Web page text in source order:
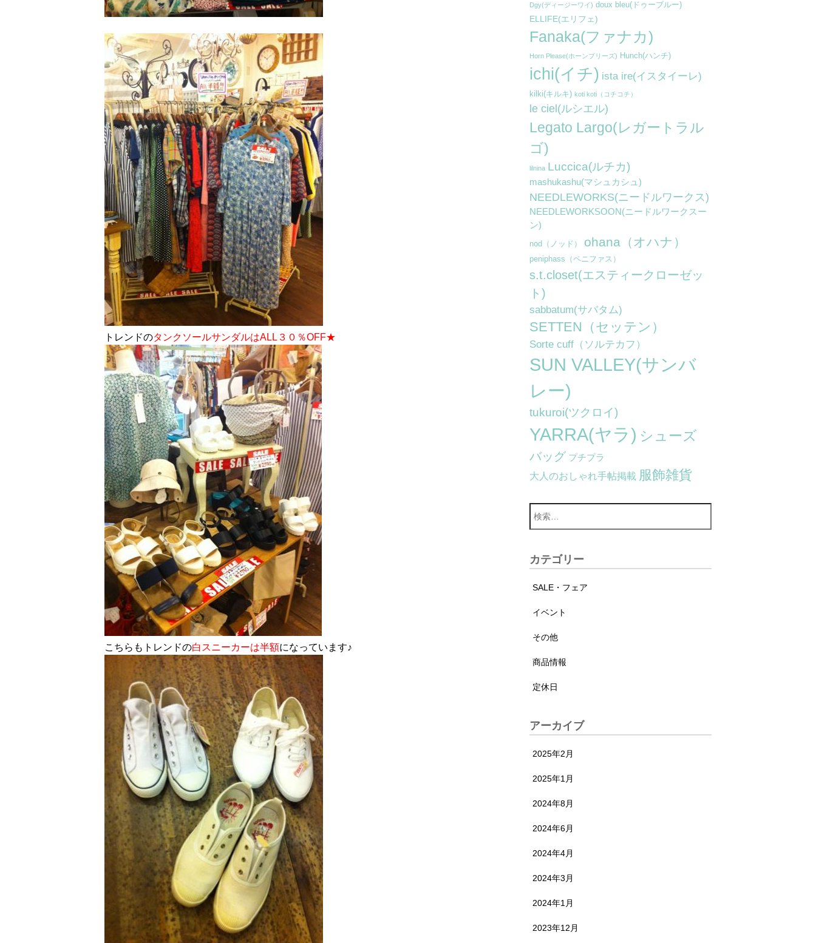
ト レンドのタンクソールサンダルはALL３０％OFF★
こちらもトレンドの白スニーカーは半額になっています♪
Dgy(ディージーワイ) doux bleu(ドゥーブルー)
ELLIFE(エリフェ)
Fanaka(ファナカ)
Horn Please(ホーンプリーズ) Hunch(ハンチ)
ichi(イチ) ista ire(イスタイーレ)
kilki(キルキ) koti koti（コチコチ）
le ciel(ルシエル)
Legato Largo(レガートラル
ゴ)
lilnina Luccica(ルチカ)
mashukashu(マシュカシュ)
NEEDLEWORKS(ニードルワークス)
NEEDLEWORKSOON(ニードルワークスー
ン)
nod（ノッド） ohana（オハナ）
peniphass（ペニファス）
s.t.closet(エスティークローゼッ
ト)
sabbatum(サバタム)
SETTEN（セッテン）
Sorte cuff（ソルテカフ）
SUN VALLEY(サンバ
レー)
tukuroi(ツクロイ)
YARRA(ヤラ) シューズ
バッグ プチプラ
大人のおしゃれ手帖掲載 服飾雑貨
カテゴリー
SALE・フェア
イベント
その他
商品情報
定休日
アーカイブ
2025年2月
2025年1月
2024年8月
2024年6月
2024年4月
2024年3月
2024年1月
2023年12月